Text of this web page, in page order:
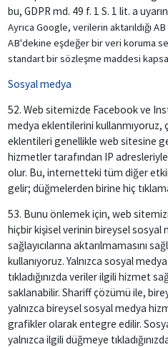
bu, GDPR md. 49 f. 1 S. 1 lit. a
Ayrıca Google, verilerin aktarıldığı
AB'dekine eşdeğer bir veri koruma
standart bir sözleşme maddesi
Sosyal medya
52. Web sitemizde Facebook ve
medya eklentilerini kullanmıyoruz,
eklentileri genellikle web sitesine
hizmetler tarafından IP
olur. Bu, internetteki tüm diğer
gelir; düğmelerden birine hiç
53. Bunu önlemek için, web
hiçbir kişisel verinin bireysel sosyal
sağlayıcılarına aktarılmamasını
kullanıyoruz. Yalnızca sosyal
tıkladığınızda veriler ilgili hizmet
saklanabilir. Shariff çözümü ile,
yalnızca bireysel sosyal medya
grafikler olarak entegre edilir.
yalnızca ilgili düğmeye